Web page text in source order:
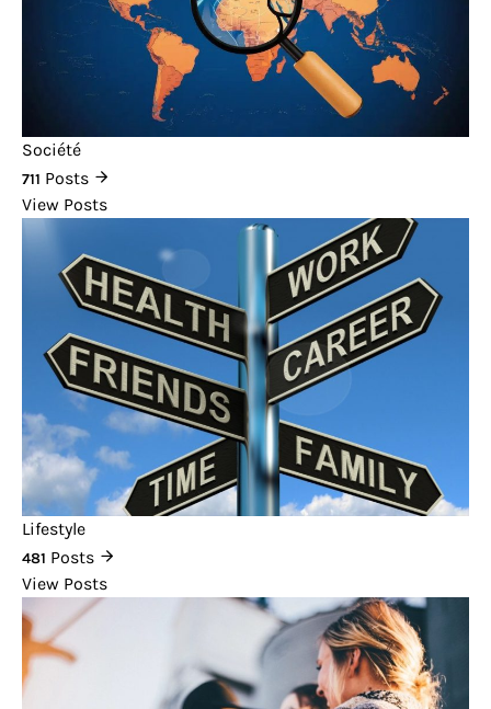
Société
711 Posts
View Posts
Lifestyle
481 Posts
View Posts